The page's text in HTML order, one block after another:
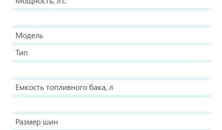
Модель
Тип
Емкость топливного бака, л
Размер шин